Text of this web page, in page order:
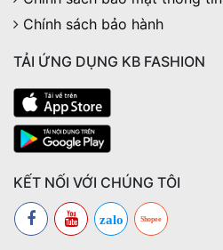
Chính sách bảo hành
TẢI ỨNG DỤNG KB FASHION
KẾT NỐI VỚI CHÚNG TÔI
zalo Shopee